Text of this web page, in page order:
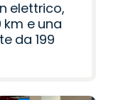
elettrico,
km e una
da 199